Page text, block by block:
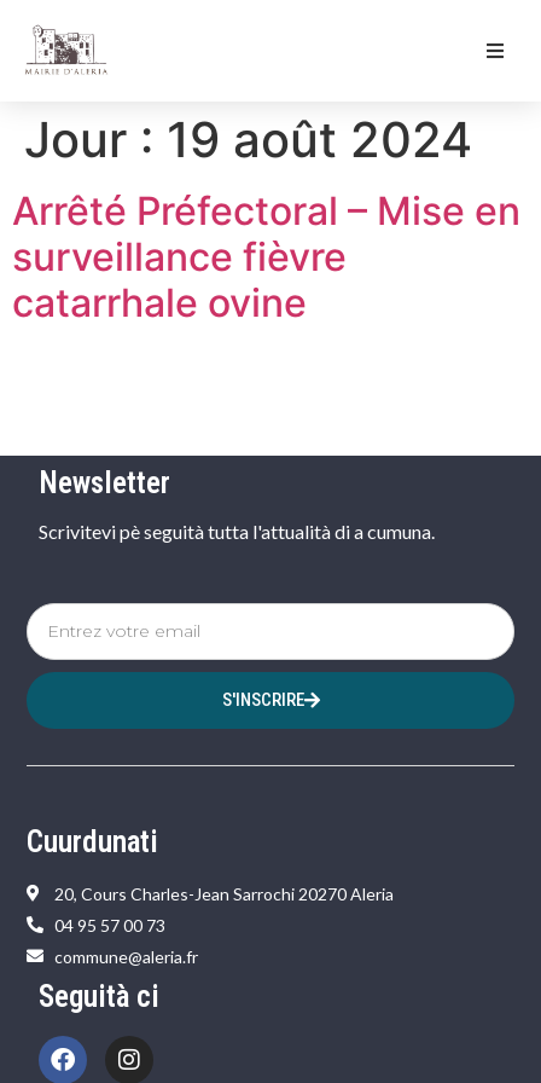
Jour : 19 août 2024
Arrêté Préfectoral – Mise en
surveillance fièvre
catarrhale ovine
Newsletter
Scrivitevi pè seguità tutta l'attualità di a cumuna.
S'INSCRIRE
Cuurdunati
20, Cours Charles-Jean Sarrochi 20270 Aleria
04 95 57 00 73
commune@aleria.fr
Seguità ci